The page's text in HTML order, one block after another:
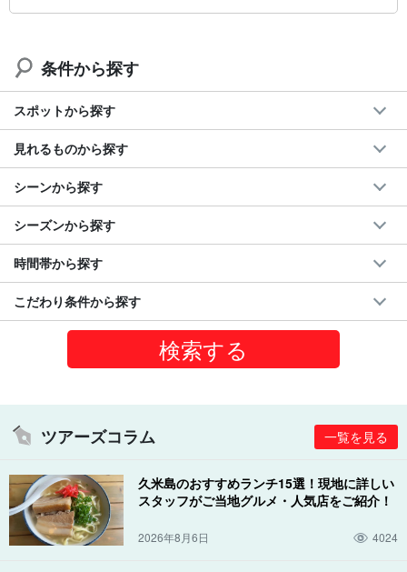
条件から探す
スポットから探す
見れるものから探す
シーンから探す
シーズンから探す
時間帯から探す
こだわり条件から探す
ツアーズコラム 一覧を見る
久米島のおすすめランチ15選！現地に詳しい
スタッフがご当地グルメ・人気店をご紹介！
2026年8月6日 4024